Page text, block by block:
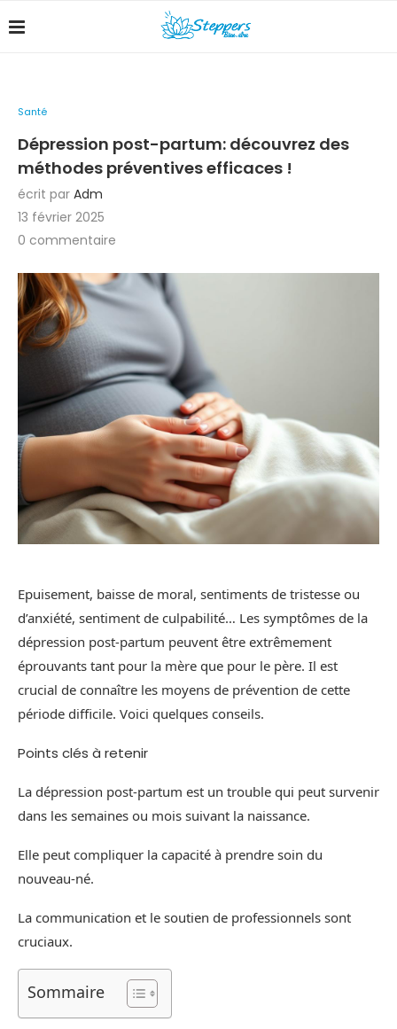
Santé
Dépression post-partum: découvrez des
méthodes préventives efficaces !
écrit par Adm
13 février 2025
0 commentaire
Epuisement, baisse de moral, sentiments de tristesse ou
d’anxiété, sentiment de culpabilité… Les symptômes de la
dépression post-partum peuvent être extrêmement
éprouvants tant pour la mère que pour le père. Il est
crucial de connaître les moyens de prévention de cette
période difficile. Voici quelques conseils.
Points clés à retenir
La dépression post-partum est un trouble qui peut survenir
dans les semaines ou mois suivant la naissance.
Elle peut compliquer la capacité à prendre soin du
nouveau-né.
La communication et le soutien de professionnels sont
cruciaux.
Sommaire